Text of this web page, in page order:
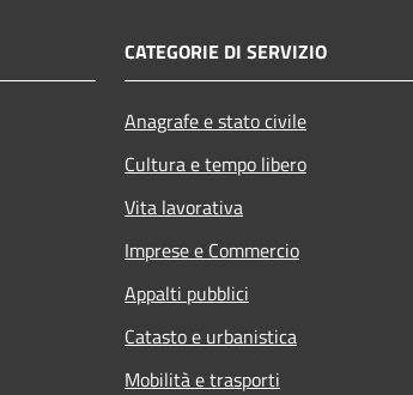
CATEGORIE DI SERVIZIO
Anagrafe e stato civile
Cultura e tempo libero
Vita lavorativa
Imprese e Commercio
Appalti pubblici
Catasto e urbanistica
Mobilità e trasporti